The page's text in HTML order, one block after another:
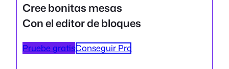
Cree bonitas mesas
Con el editor de bloques
Pruebe gratisConseguir Pro